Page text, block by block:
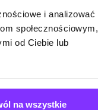
i analizować
społecznościowym,
od Ciebie lub
na wszystkie